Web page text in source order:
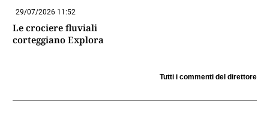
29/07/2026 11:52
Le crociere fluviali
corteggiano Explora
Tutti i commenti del direttore